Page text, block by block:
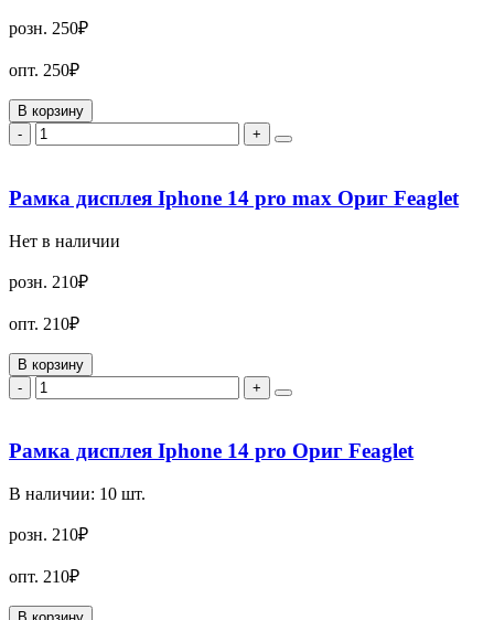
розн. 250₽
опт. 250₽
В корзину
-
+
Рамка дисплея Iphone 14 pro max Ориг Feaglet
Нет в наличии
розн. 210₽
опт. 210₽
В корзину
-
+
Рамка дисплея Iphone 14 pro Ориг Feaglet
В наличии: 10 шт.
розн. 210₽
опт. 210₽